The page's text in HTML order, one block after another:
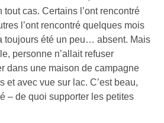
cas. Certains l’ont rencontré
l’ont rencontré quelques mois
toujours été un peu… absent. Mais
personne n’allait refuser
dans une maison de campagne
et avec vue sur lac. C’est beau,
– de quoi supporter les petites